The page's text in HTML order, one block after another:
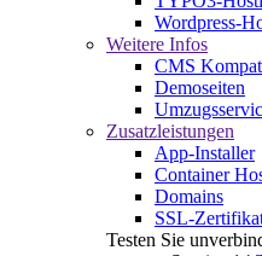
Wordpress-
Weitere Infos
CMS
Demoseiten
Zusatzleistungen
App-Installer
Container
Domains
SSL-
Testen Sie